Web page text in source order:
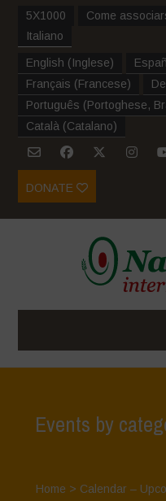
5X1000
Come
Italiano
English (Inglese)
Français (Francese)
Português (Portoghese,
Català (Catalano)
DONATE
Events by
Home > Calendar –